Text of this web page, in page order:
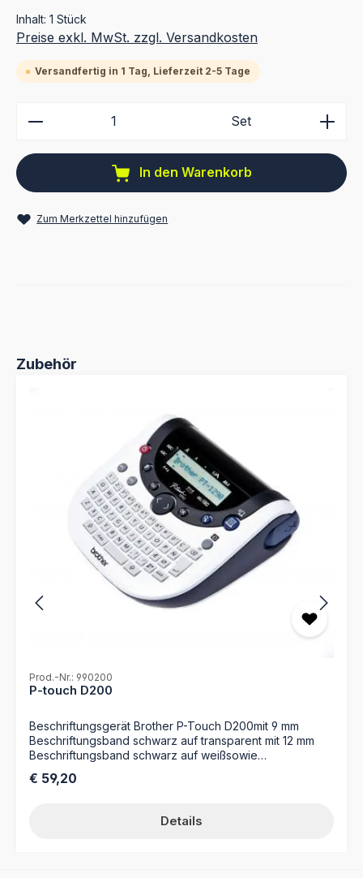
Inhalt: 1 Stück
Preise exkl. MwSt. zzgl. Versandkosten
Versandfertig in 1 Tag, Lieferzeit 2-5 Tage
Produkt Anzahl: Gib den gewünschten Wert ein
Set
In den Warenkorb
Zum Merkzettel hinzufügen
Produktgalerie überspringen
Zubehör
Prod.-Nr.: 990200
P-touch D200
Beschriftungsgerät Brother P-Touch D200mit 9 mm
Beschriftungsband schwarz auf transparent mit 12 mm
Beschriftungsband schwarz auf weißsowie
Regulärer Preis:
€ 59,20
Details